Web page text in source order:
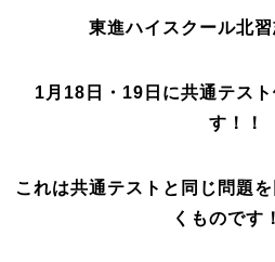
東進ハイスクール北習
1月18日・19日に共通テス
す！！
これは共通テストと同じ問題
くものです